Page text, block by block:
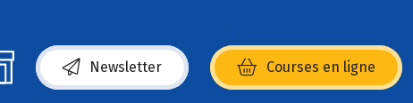
Newsletter Courses en ligne
(s’ouvre dans une nouvelle fenêtre)